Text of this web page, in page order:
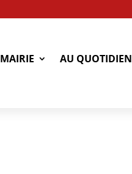
MAIRIE AU QUOTIDIEN